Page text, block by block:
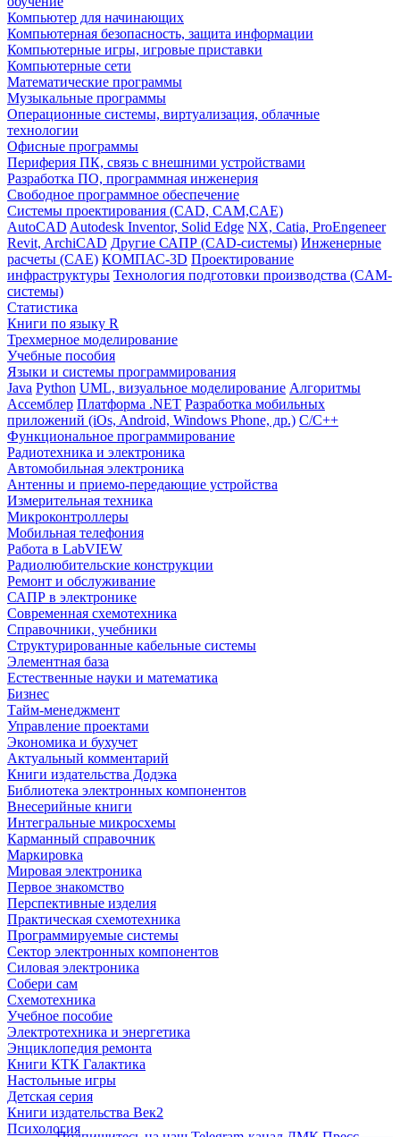
Компьютер для начинающих
Компьютерная безопасность, защита информации
Компьютерные игры, игровые приставки
Компьютерные сети
Математические программы
Музыкальные программы
Операционные системы, виртуализация, облачные
технологии
Офисные программы
Периферия ПК, связь с внешними устройствами
Разработка ПО, программная инженерия
Свободное программное обеспечение
Системы проектирования (CAD, CAM,CAE)
AutoCAD Autodesk Inventor, Solid Edge NX, Catia, ProEngeneer
Revit, ArchiCAD Другие САПР (CAD-системы) Инженерные
расчеты (CAE) КОМПАС-3D Проектирование
инфраструктуры Технология подготовки производства (CAM-
системы)
Статистика
Книги по языку R
Трехмерное моделирование
Учебные пособия
Языки и системы программирования
Java Python UML, визуальное моделирование Алгоритмы
Ассемблер Платформа .NET Разработка мобильных
приложений (iOs, Android, Windows Phone, др.) С/С++
Функциональное программирование
Радиотехника и электроника
Автомобильная электроника
Антенны и приемо-передающие устройства
Измерительная техника
Микроконтроллеры
Мобильная телефония
Работа в LabVIEW
Радиолюбительские конструкции
Ремонт и обслуживание
САПР в электронике
Современная схемотехника
Справочники, учебники
Структурированные кабельные системы
Элементная база
Естественные науки и математика
Бизнес
Тайм-менеджмент
Управление проектами
Экономика и бухучет
Актуальный комментарий
Книги издательства Додэка
Библиотека электронных компонентов
Внесерийные книги
Интегральные микросхемы
Карманный справочник
Маркировка
Мировая электроника
Первое знакомство
Перспективные изделия
Практическая схемотехника
Программируемые системы
Сектор электронных компонентов
Силовая электроника
Собери сам
Схемотехника
Учебное пособие
Электротехника и энергетика
Энциклопедия ремонта
Книги КТК Галактика
Настольные игры
Детская серия
Книги издательства Век2
Психология